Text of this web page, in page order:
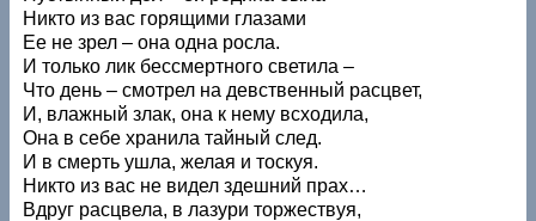
Никто из вас горящими глазами
Ее не зрел – она одна росла.
И только лик бессмертного светила –
Что день – смотрел на девственный расцвет,
И, влажный злак, она к нему всходила,
Она в себе хранила тайный след.
И в смерть ушла, желая и тоскуя.
Никто из вас не видел здешний прах…
Вдруг расцвела, в лазури торжествуя,